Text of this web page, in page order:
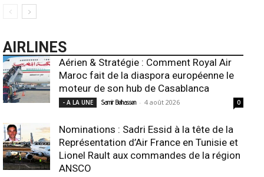
AIRLINES
Aérien & Stratégie : Comment Royal Air
Maroc fait de la diaspora européenne le
moteur de son hub de Casablanca
- A LA UNE Samir Belhassen - 4 août 2026 0
Nominations : Sadri Essid à la tête de la
Représentation d’Air France en Tunisie et
Lionel Rault aux commandes de la région
ANSCO